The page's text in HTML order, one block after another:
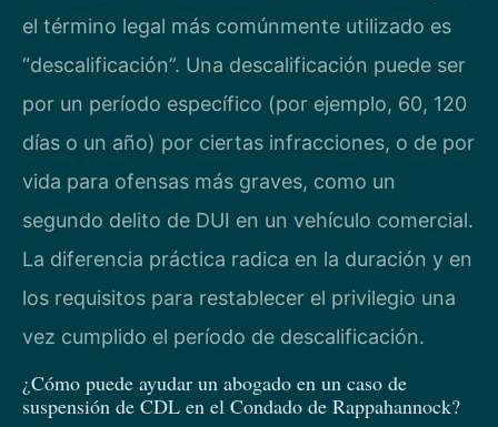
el término legal más comúnmente utilizado es
“descalificación”. Una descalificación puede ser
por un período específico (por ejemplo, 60, 120
días o un año) por ciertas infracciones, o de por
vida para ofensas más graves, como un
segundo delito de DUI en un vehículo comercial.
La diferencia práctica radica en la duración y en
los requisitos para restablecer el privilegio una
vez cumplido el período de descalificación.
¿Cómo puede ayudar un abogado en un caso de
suspensión de CDL en el Condado de Rappahannock?